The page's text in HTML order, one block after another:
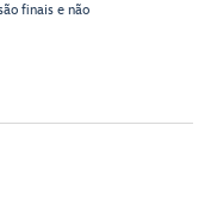
finais e não